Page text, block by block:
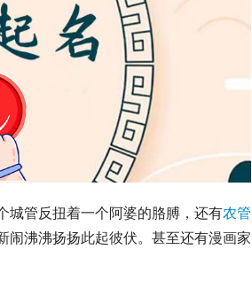
城管反扭着一个阿婆的胳膊，还有农管
沸沸扬扬此起彼伏。甚至还有漫画家